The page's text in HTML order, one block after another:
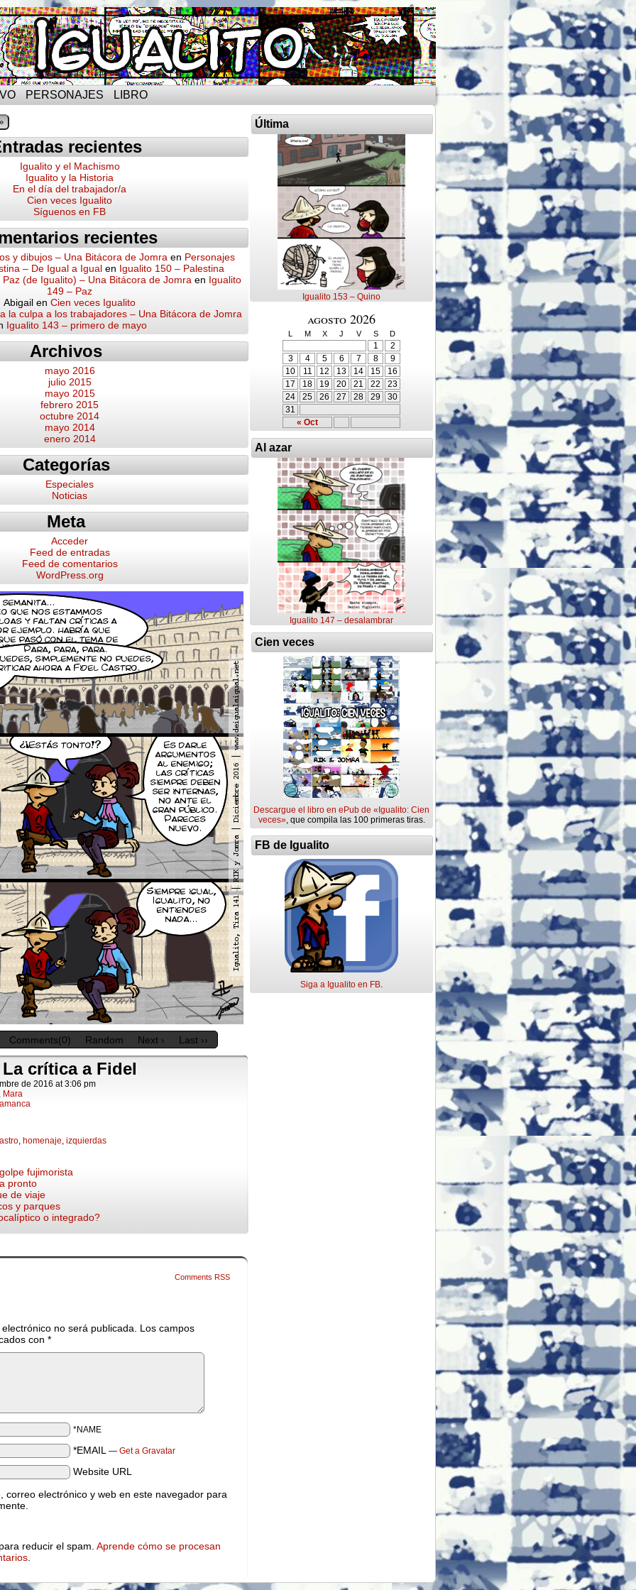
PERSONAJES LIBRO
recientes
Igualito y el Machismo
Igualito y la Historia
En el día del trabajador/a
Cien veces Igualito
Síguenos en FB
recientes
y dibujos – Una Bitácora de Jomra en Personajes
– De Igual a Igual en Igualito 150 – Palestina
(de Igualito) – Una Bitácora de Jomra en Igualito
149 – Paz
Abigail en Cien veces Igualito
la culpa a los trabajadores – Una Bitácora de Jomra
Igualito 143 – primero de mayo
Archivos
mayo 2016
julio 2015
mayo 2015
febrero 2015
octubre 2014
mayo 2014
enero 2014
Categorías
Especiales
Noticias
Meta
Acceder
Feed de entradas
Feed de comentarios
WordPress.org
Comments(0) Random Next › Last ››
crítica a Fidel
de 2016 at3:06 pm
Mara
, homenaje, izquierdas
fujimorista
pronto
de viaje
y parques
o integrado?
Comments RSS
no será publicada.
Los campos
con *
*NAME
*EMAIL — Get a Gravatar
Website URL
correo electrónico y web en este navegador para
reducir el spam. Aprende cómo se procesan
Última
Igualito 153 – Quino
agosto 2026
L M X J V S D
« Oct
1
2
3
4 5 6 7 8
9
10
11 12 13 14 15
16
17
18 19 20 21 22
23
24
25 26 27 28 29
30
31
Al azar
Igualito 147 – desalambrar
Cien veces
Descargue el libro en ePub de «Igualito: Cien
veces», que compila las 100 primeras tiras.
FB de Igualito
Siga a Igualito en FB.